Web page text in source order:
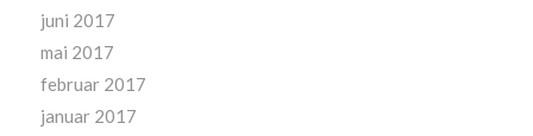
juni 2017
mai 2017
februar 2017
januar 2017